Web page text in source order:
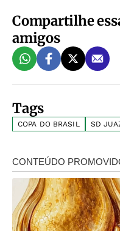
Compartilhe
amigos
Tags
COPA DO BRASIL SD